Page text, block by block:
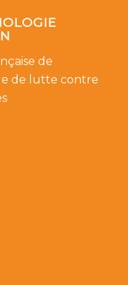
de
de lutte contre